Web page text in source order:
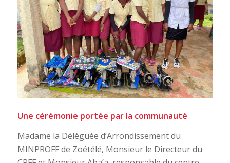
Une cérémonie portée par la communauté
Madame la Déléguée d’Arrondissement du
MINPROFF de Zoétélé, Monsieur le Directeur du